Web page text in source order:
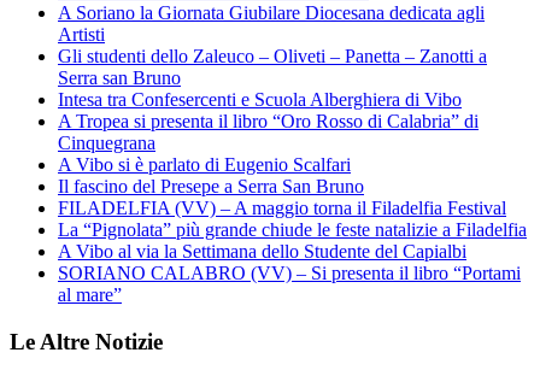
A Soriano la Giornata Giubilare Diocesana dedicata agli
Artisti
Gli studenti dello Zaleuco – Oliveti – Panetta – Zanotti a
Serra san Bruno
Intesa tra Confesercenti e Scuola Alberghiera di Vibo
A Tropea si presenta il libro “Oro Rosso di Calabria” di
Cinquegrana
A Vibo si è parlato di Eugenio Scalfari
Il fascino del Presepe a Serra San Bruno
FILADELFIA (VV) – A maggio torna il Filadelfia Festival
La “Pignolata” più grande chiude le feste natalizie a Filadelfia
A Vibo al via la Settimana dello Studente del Capialbi
SORIANO CALABRO (VV) – Si presenta il libro “Portami
al mare”
Le Altre Notizie